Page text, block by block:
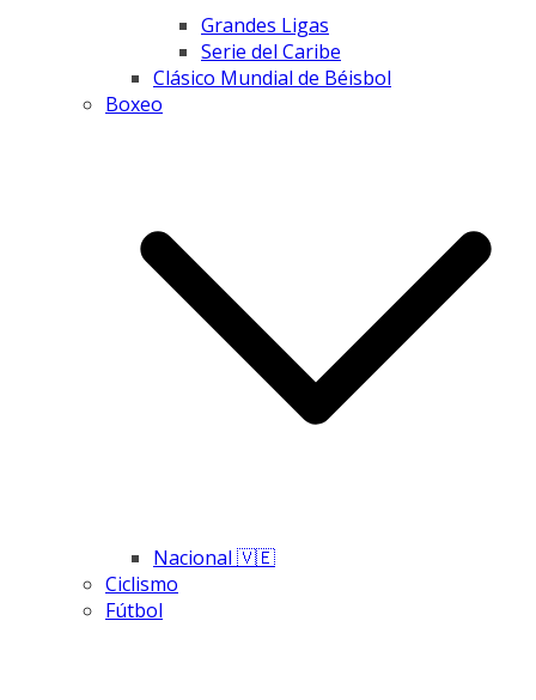
Grandes Ligas
Serie del Caribe
Clásico Mundial de Béisbol
Boxeo
Nacional 🇻🇪
Ciclismo
Fútbol